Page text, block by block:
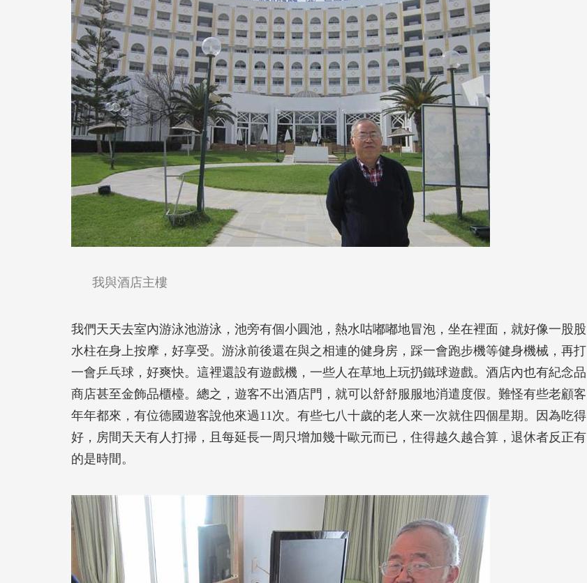
我與酒店主樓
我們天天去室內游泳池游泳，池旁有個小圓池，熱水咕嘟嘟地冒泡，坐在裡面，就好像一股股
水柱在身上按摩，好享受。游泳前後還在與之相連的健身房，踩一會跑步機等健身機械，再打
一會乒乓球，好爽快。這裡還設有遊戲機，一些人在草地上玩扔鐵球遊戲。酒店內也有紀念品
商店甚至金飾品櫃檯。總之，遊客不出酒店門，就可以舒舒服服地消遣度假。難怪有些老顧客
年年都來，有位德國遊客說他來過11次。有些七八十歲的老人來一次就住四個星期。因為吃得
好，房間天天有人打掃，且每延長一周只增加幾十歐元而已，住得越久越合算，退休者反正有
的是時間。